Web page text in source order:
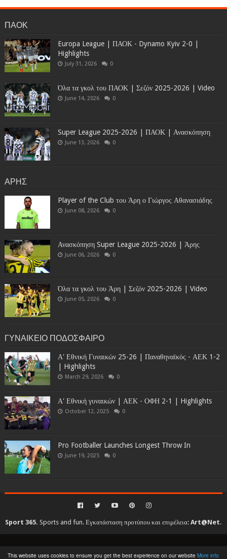
This website uses cookies to ensure you get the best experience on our website More info
ΠΑΟΚ
Europa League | ΠΑΟΚ - Dynamo Kyiv 2-0 |
Highlights
July 31, 2026 0
Όλα τα γκολ του ΠΑΟΚ | Σεζόν 2025-2026 | Video
June 14, 2026 0
Super League 2025-2026 | ΠΑΟΚ | Ανασκόπηση
June 13, 2026 0
ΑΡΗΣ
Player of the Club του Άρη ο Γιώργος Αθανασιάδης
June 08, 2026 0
Ανασκόπηση Super League 2025-2026 | Άρης
June 06, 2026 0
Όλα τα γκολ του Άρη | Σεζόν 2025-2026 | Video
June 05, 2026 0
ΓΥΝΑΙΚΕΙΟ ΠΟΔΟΣΦΑΙΡΟ
Α' Εθνική Γυναικών 25-26 | Παναθηναϊκός - ΑΕΚ 1-2
| Highlights
March 29, 2026 0
Α' Εθνική γυναικών | ΑΕΚ - ΟΦΗ 2-1 | Highlights
October 12, 2025 0
Pro Footballer Launches Longest Throw In
June 19, 2025 0
Sport 365. Sports and fun. Εγκατάσταση προτύπου και επιμέλεια:Art@Net.